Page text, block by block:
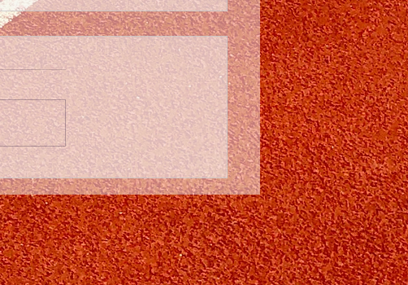
Succesvolle en
Zonovergoten Pistemeeting
bij ACSS: Wat een Topdag!
Wat een fantastische dag
hebben we achter de rug!
Vandaag stroomde de
atletiekpiste vol voor onze
eigen pistemeeting. De
opkomst was werkelijk
prachtig. Het was ontzettend
leuk om te zien dat onze eig